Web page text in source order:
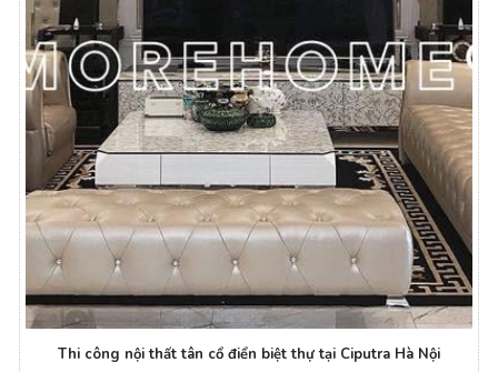
Thi công nội thất tân cổ điển biệt thự tại Ciputra Hà Nội